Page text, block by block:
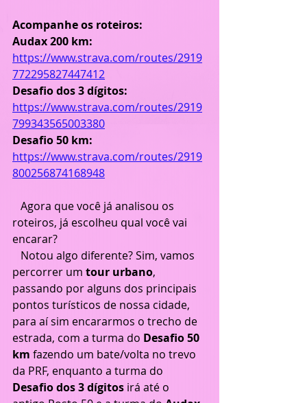
Acompanhe os roteiros:
Audax 200 km:
https://www.strava.com/routes/2919
772295827447412
Desafio dos 3 dígitos:
https://www.strava.com/routes/2919
799343565003380
Desafio 50 km:
https://www.strava.com/routes/2919
800256874168948
roteiros, já escolheu qual você vai
encarar?
percorrer um tour urbano,
passando por alguns dos principais
pontos turísticos de nossa cidade,
para aí sim encararmos o trecho de
estrada, com a turma do Desafio 50
km fazendo um bate/volta no trevo
da PRF, enquanto a turma do
Desafio dos 3 dígitos irá até o